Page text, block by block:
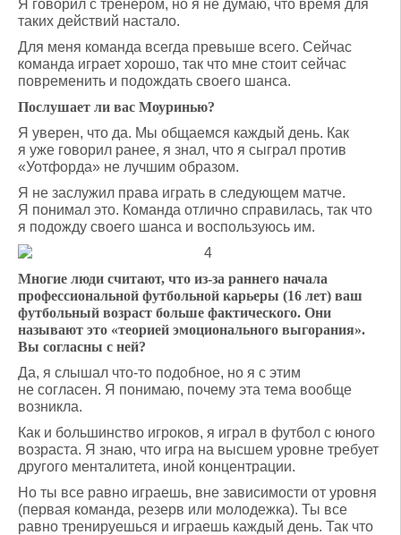
Я говорил с тренером, но я не думаю, что время для
таких действий настало.
Для меня команда всегда превыше всего. Сейчас
команда играет хорошо, так что мне стоит сейчас
повременить и подождать своего шанса.
Послушает ли вас Моуринью?
Я уверен, что да. Мы общаемся каждый день. Как
я уже говорил ранее, я знал, что я сыграл против
«Уотфорда» не лучшим образом.
Я не заслужил права играть в следующем матче.
Я понимал это. Команда отлично справилась, так что
я подожду своего шанса и воспользуюсь им.
Многие люди считают, что из-за раннего начала
профессиональной футбольной карьеры (16 лет) ваш
футбольный возраст больше фактического. Они
называют это «теорией эмоционального выгорания».
Вы согласны с ней?
Да, я слышал что-то подобное, но я с этим
не согласен. Я понимаю, почему эта тема вообще
возникла.
Как и большинство игроков, я играл в футбол с юного
возраста. Я знаю, что игра на высшем уровне требует
другого менталитета, иной концентрации.
Но ты все равно играешь, вне зависимости от уровня
(первая команда, резерв или молодежка). Ты все
равно тренируешься и играешь каждый день. Так что